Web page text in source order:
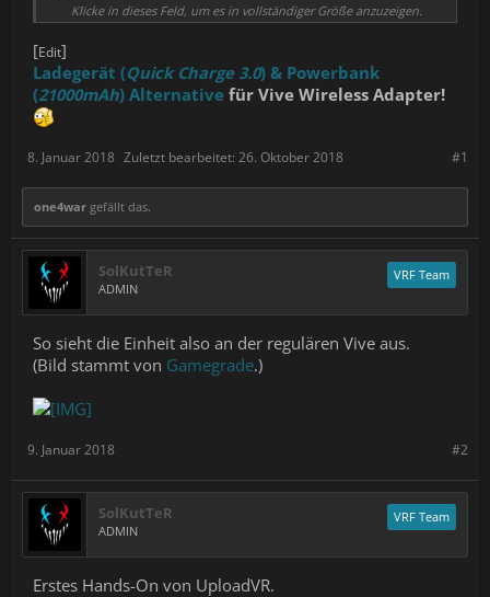
“Wireless VR has been on nearly every VR user’s wishlist since the
technology was unveiled,” said Frank Soqui, General Manager
Virtual Reality Group at Intel Corporation. “By collaborating with
HTC to commercialize Intel’s WiGig technology, we will guarantee
that wireless VR meets the most discerning quality bar for home
users and business VR customers.”
Klicke in dieses Feld, um es in vollständiger Größe anzuzeigen.
[Edit]
Ladegerät (Quick Charge 3.0) & Powerbank
(21000mAh) Alternative für Vive Wireless Adapter!
#1
8. Januar 2018 Zuletzt bearbeitet: 26. Oktober 2018
one4war gefällt das.
SolKutTeR
ADMIN
VRF Team
So sieht die Einheit also an der regulären Vive aus.
(Bild stammt von Gamegrade.)
#2
9. Januar 2018
SolKutTeR
ADMIN
VRF Team
Erstes Hands-On von UploadVR.